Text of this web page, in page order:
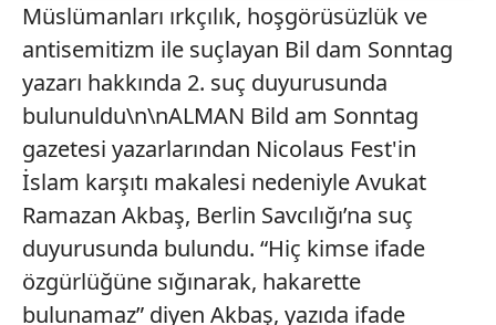
Müslümanları ırkçılık, hoşgörüsüzlük ve
antisemitizm ile suçlayan Bil dam Sonntag
yazarı hakkında 2. suç duyurusunda
bulunuldu\n\nALMAN Bild am Sonntag
gazetesi yazarlarından Nicolaus Fest'in
İslam karşıtı makalesi nedeniyle Avukat
Ramazan Akbaş, Berlin Savcılığı’na suç
duyurusunda bulundu. “Hiç kimse ifade
özgürlüğüne sığınarak, hakarette
bulunamaz” diyen Akbaş, yazıda ifade